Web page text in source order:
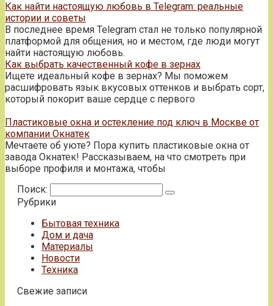
Как найти настоящую любовь в Telegram: реальные
истории и советы
В последнее время Telegram стал не только популярной
платформой для общения, но и местом, где люди могут
найти настоящую любовь.
Как выбрать качественный кофе в зернах
Ищете идеальный кофе в зернах? Мы поможем
расшифровать язык вкусовых оттенков и выбрать сорт,
который покорит ваше сердце с первого
Пластиковые окна и остекление под ключ в Москве от
компании Окнатек
Мечтаете об уюте? Пора купить пластиковые окна от
завода Окнатек! Рассказываем, на что смотреть при
выборе профиля и монтажа, чтобы
Поиск:
Рубрики
Бытовая техника
Дом и дача
Материалы
Новости
Техника
Свежие записи